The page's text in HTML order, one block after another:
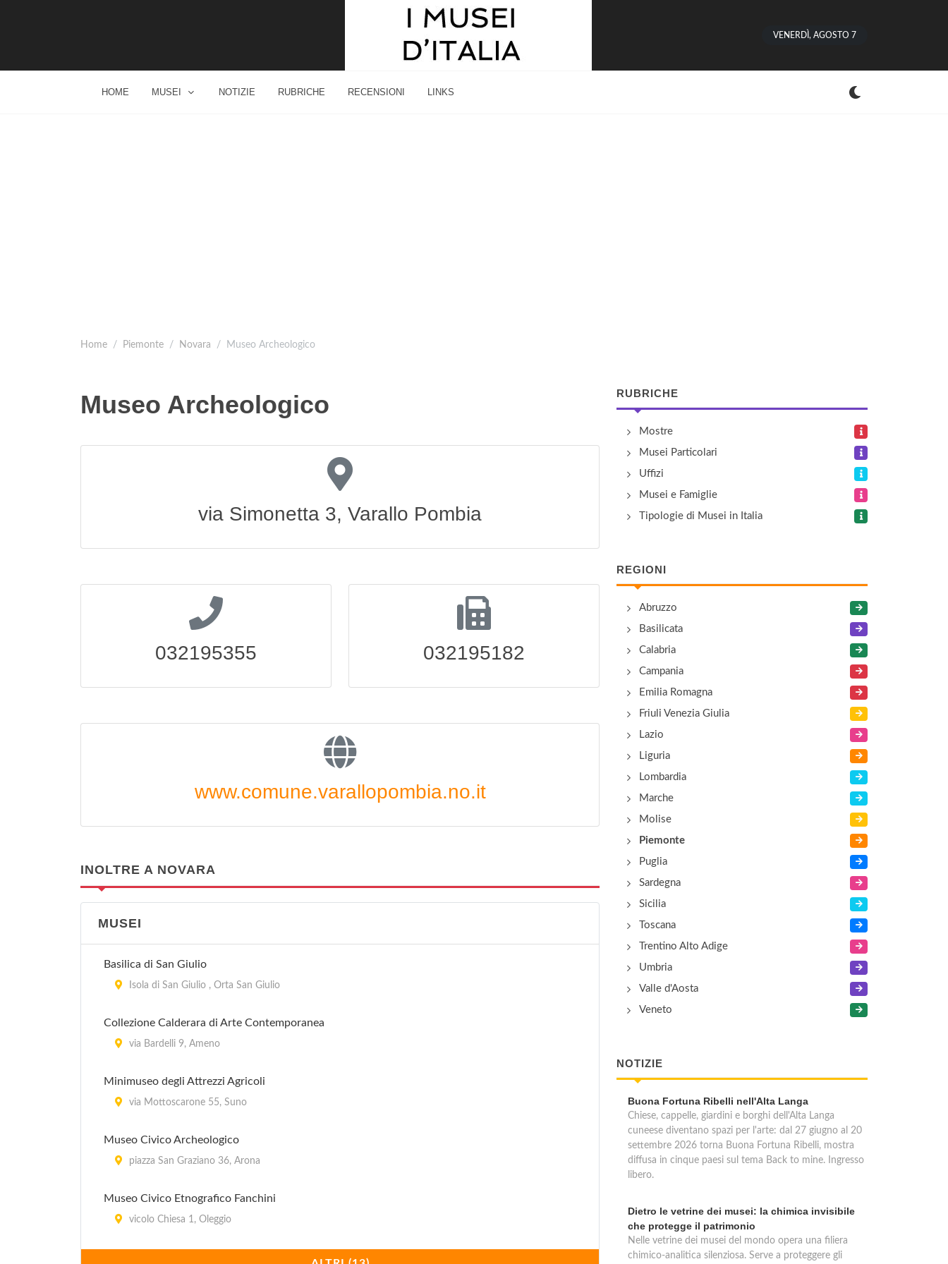
VENERDÌ, AGOSTO 7
HOME MUSEI NOTIZIE RUBRICHE RECENSIONI LINKS
Home Piemonte Novara Museo Archeologico
Museo Archeologico
via Simonetta 3, Varallo Pombia
032195355 032195182
www.comune.varallopombia.no.it
INOLTRE A NOVARA
MUSEI
Basilica di San Giulio
Isola di San Giulio , Orta San Giulio
Collezione Calderara di Arte Contemporanea
via Bardelli 9, Ameno
Minimuseo degli Attrezzi Agricoli
via Mottoscarone 55, Suno
Museo Civico Archeologico
piazza San Graziano 36, Arona
Museo Civico Etnografico Fanchini
vicolo Chiesa 1, Oleggio
RUBRICHE
Mostre
Musei Particolari
Uffizi
Musei e Famiglie
Tipologie di Musei in Italia
REGIONI
Abruzzo
Basilicata
Calabria
Campania
Emilia Romagna
Friuli Venezia Giulia
Lazio
Liguria
Lombardia
Marche
Molise
Piemonte
Puglia
Sardegna
Sicilia
Toscana
Trentino Alto Adige
Umbria
Valle d'Aosta
Veneto
NOTIZIE
Buona Fortuna Ribelli nell'Alta Langa
Chiese, cappelle, giardini e borghi dell'Alta Langa
cuneese diventano spazi per l'arte: dal 27 giugno al 20
settembre 2026 torna Buona Fortuna Ribelli, mostra
diffusa in cinque paesi sul tema Back to mine. Ingresso
libero.
Dietro le vetrine dei musei: la chimica invisibile
che protegge il patrimonio
Nelle vetrine dei musei del mondo opera una filiera
chimico-analitica silenziosa. Serve a proteggere gli